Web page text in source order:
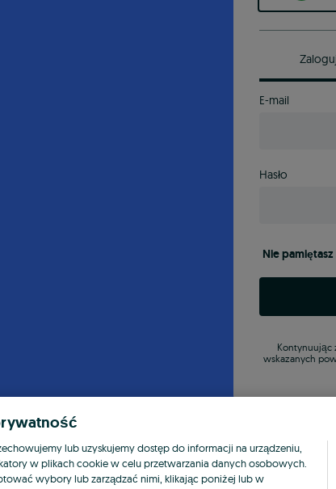
E-mail
Hasło
Nie pamiętasz
Kontynuując
wskazanych
lub uzyskujemy dostęp do informacji na urządzeniu,
w plikach cookie w celu przetwarzania danych osobowych.
wybory lub zarządzać nimi, klikając poniżej lub w